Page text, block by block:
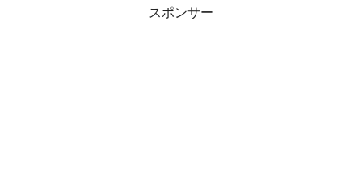
スポンサー